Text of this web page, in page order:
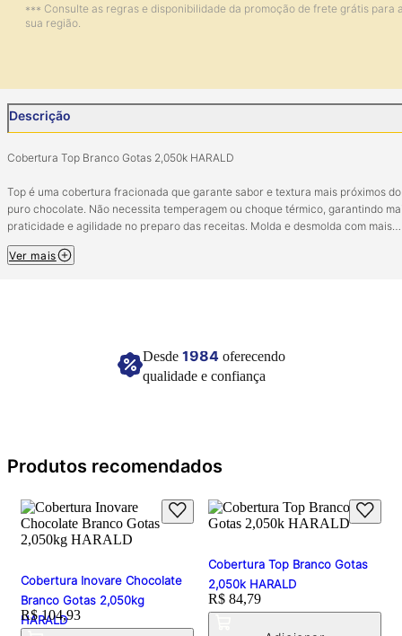
*** Consulte as regras e disponibilidade da promoção de frete grátis para
sua região.
Descrição
Cobertura Top Branco Gotas 2,050k HARALD
Top é uma cobertura fracionada que garante sabor e textura mais próximos do
puro chocolate. Não necessita temperagem ou choque térmico, garantindo
praticidade e agilidade no preparo das receitas. Molda e desmolda com mais
rapidez proporcionando um excelente brilho e rendimento final.
A versão em gotas traz mais praticidade, pois não é preciso picar a cobertura
LACTOSE. NÃO CONTÉM GLÚTEN.
Ver mais
Desde 1984oferecendo
qualidade e confiança
Produtos recomendados
Cobertura Inovare Chocolate
Branco Gotas 2,050kg
HARALD
Price:
R$ 104,93
Cobertura Top Branco Gotas
2,050k HARALD
Price:
R$ 84,79